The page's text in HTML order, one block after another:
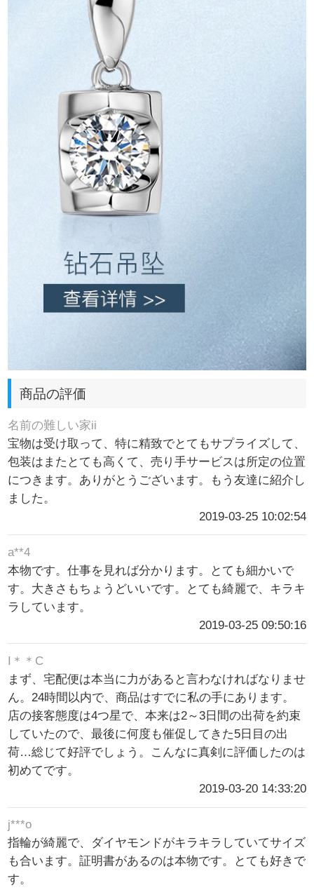
商品の評価
名前の難しい家ii
宝物は受け取って、特に精致でとてもサプライズして、
包装はまたとても高くて、売り手サービスは所定の位置
につきます。ありがとうございます。もう友達に紹介し
ました。
2019-03-25 10:02:54
a**4
本物です。仕事を見れば分かります。とても細かいで
す。大きさもちょうどいいです。とても綺麗で、キラキ
ラしています。
2019-03-25 09:50:16
I＊＊C
まず、宅配便は本当に力があると言わなければなりませ
ん。24時間以内で、商品はすでに私の手にあります。
店の接客態度は4つ星で、本来は2～3日間の出荷を約束
していたので、最後に何度も催促してきた5日目の出
荷…総じて好評でしょう。こんなに真剣に評価したのは
初めてです。
2019-03-20 14:33:20
j***o
指輪が綺麗で、ダイヤモンドがキラキラしていてサイズ
も合います。証明書があるのは本物です。とても好きで
す。